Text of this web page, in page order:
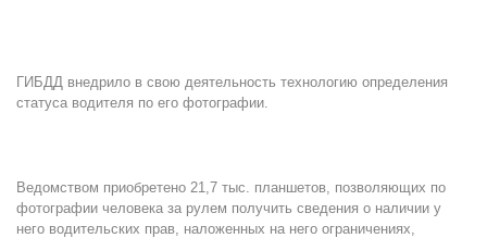
ГИБДД внедрило в свою деятельность технологию определения
статуса водителя по его фотографии.
Ведомством приобретено 21,7 тыс. планшетов, позволяющих по
фотографии человека за рулем получить сведения о наличии у
него водительских прав, наложенных на него ограничениях,